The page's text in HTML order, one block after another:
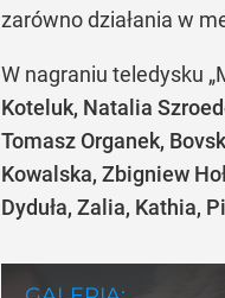
zarówno działania w
W nagraniu teledysku
Koteluk, Natalia
Tomasz Organek,
Kowalska, Zbigniew
Dyduła, Zalia, Kathia,